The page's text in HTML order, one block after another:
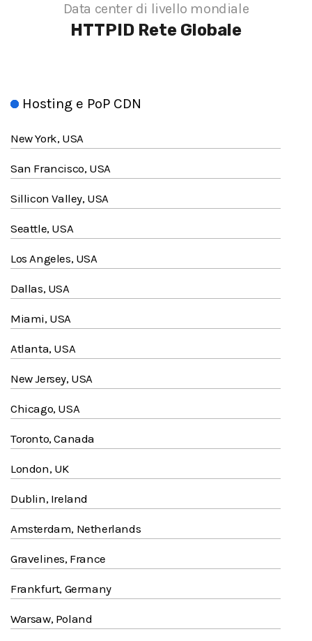
Data center di livello mondiale
HTTPID Rete Globale
Hosting e PoP CDN
New York, USA
San Francisco, USA
Sillicon Valley, USA
Seattle, USA
Los Angeles, USA
Dallas, USA
Miami, USA
Atlanta, USA
New Jersey, USA
Chicago, USA
Toronto, Canada
London, UK
Dublin, Ireland
Amsterdam, Netherlands
Gravelines, France
Frankfurt, Germany
Warsaw, Poland